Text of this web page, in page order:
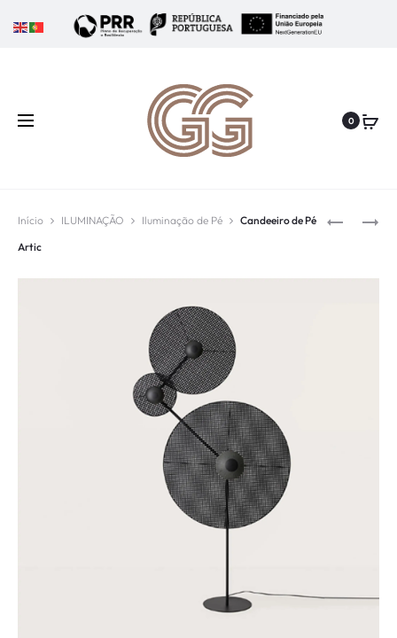
0
Início ILUMINAÇÃO Iluminação de Pé
Candeeiro de Pé
Artic